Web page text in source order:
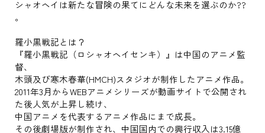
シャオヘイは新たな冒険の果てにどんな未来を選ぶのか??
。
羅小黒戦記とは？
『羅小黒戦記（ロシャオヘイセンキ）』は中国のアニメ監
督、
木頭及び寒木春華(HMCH)スタジオが制作したアニメ作品。
2011年3月からWEBアニメシリーズが動画サイトで公開され
た後人気が上昇し続け、
中国アニメを代表するアニメ作品にまで成長。
その後劇場版が制作され、中国国内での興行収入は3.15億